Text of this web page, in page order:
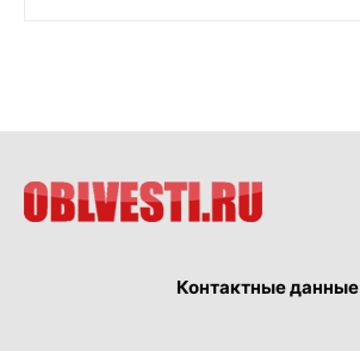
Контактные данные